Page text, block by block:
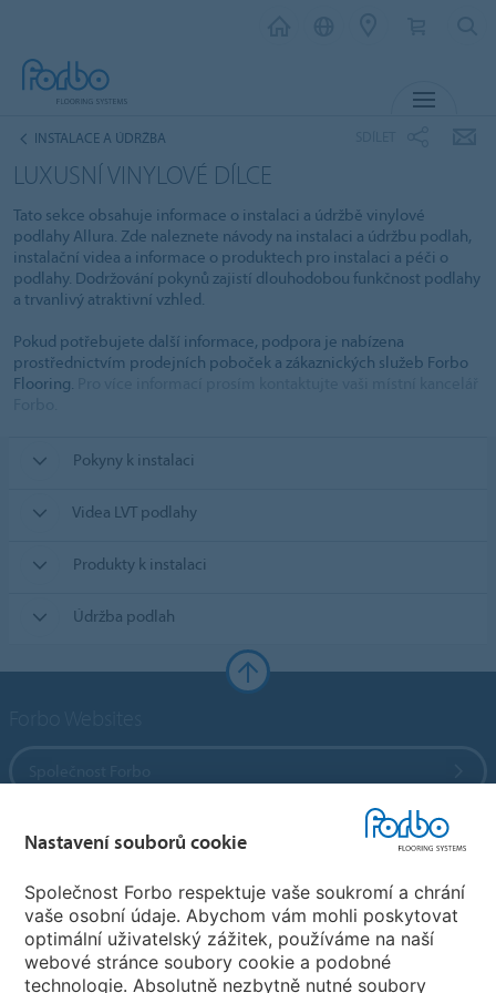
INSTALACE A ÚDRŽBA
LUXUSNÍ VINYLOVÉ DÍLCE
Tato sekce obsahuje informace o instalaci a údržbě vinylové
podlahy Allura. Zde naleznete návody na instalaci a údržbu podlah,
instalační videa a informace o produktech pro instalaci a péči o
podlahy. Dodržování pokynů zajistí dlouhodobou funkčnost podlahy
a trvanlivý atraktivní vzhled.
Pokud potřebujete další informace, podpora je nabízena
prostřednictvím prodejních poboček a zákaznických služeb Forbo
Flooring.
Pokyny k instalaci
Videa LVT podlahy
Produkty k instalaci
Údržba podlah
Forbo Flooring Systems
Forbo Movement Systems
Nastavení souborů cookie
Společnost Forbo respektuje vaše soukromí a chrání
vaše osobní údaje. Abychom vám mohli poskytovat
optimální uživatelský zážitek, používáme na naší
webové stránce soubory cookie a podobné
technologie. Absolutně nezbytně nutné soubory